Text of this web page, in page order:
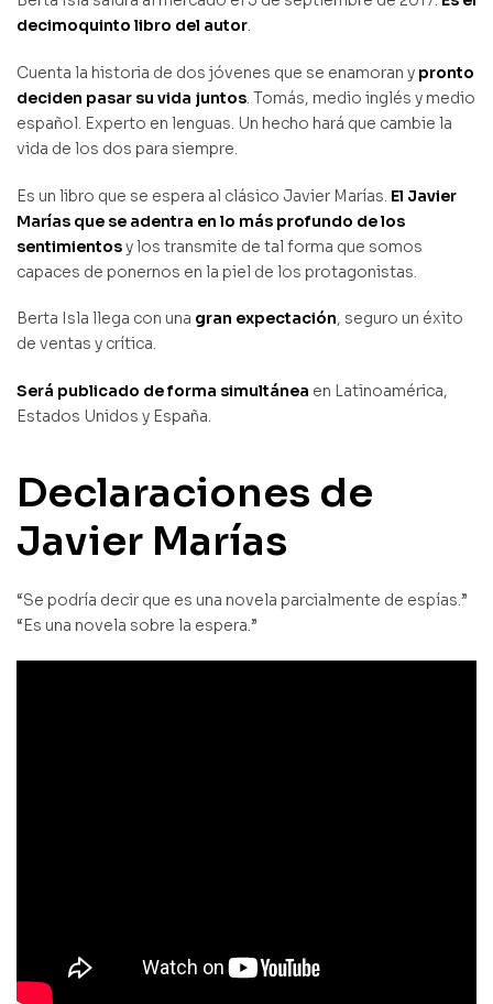
decimoquinto libro del autor.
Cuenta la historia de dos jóvenes que se enamoran y pronto
deciden pasar su vida juntos. Tomás, medio inglés y medio
español. Experto en lenguas. Un hecho hará que cambie la
vida de los dos para siempre.
Es un libro que se espera al clásico Javier Marías. El Javier
Marías que se adentra en lo más profundo de los
sentimientosy los transmite de tal forma que somos
capaces de ponernos en la piel de los protagonistas.
Berta Isla llega con una gran expectación, seguro un éxito
de ventas y crítica.
Será publicado de forma simultánea en Latinoamérica,
Estados Unidos y España.
Declaraciones de
Javier Marías
“Se podría decir que es una novela parcialmente de espías.”
“Es una novela sobre la espera.”